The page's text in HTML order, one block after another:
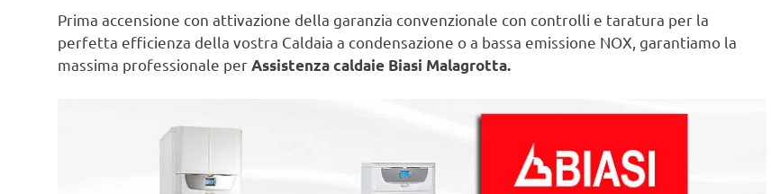
Prima accensione con attivazione della garanzia convenzionale con controlli e taratura per la
perfetta efficienza della vostra Caldaia a condensazione o a bassa emissione NOX, garantiamo la
massima professionale perAssistenza caldaie Biasi Malagrotta.